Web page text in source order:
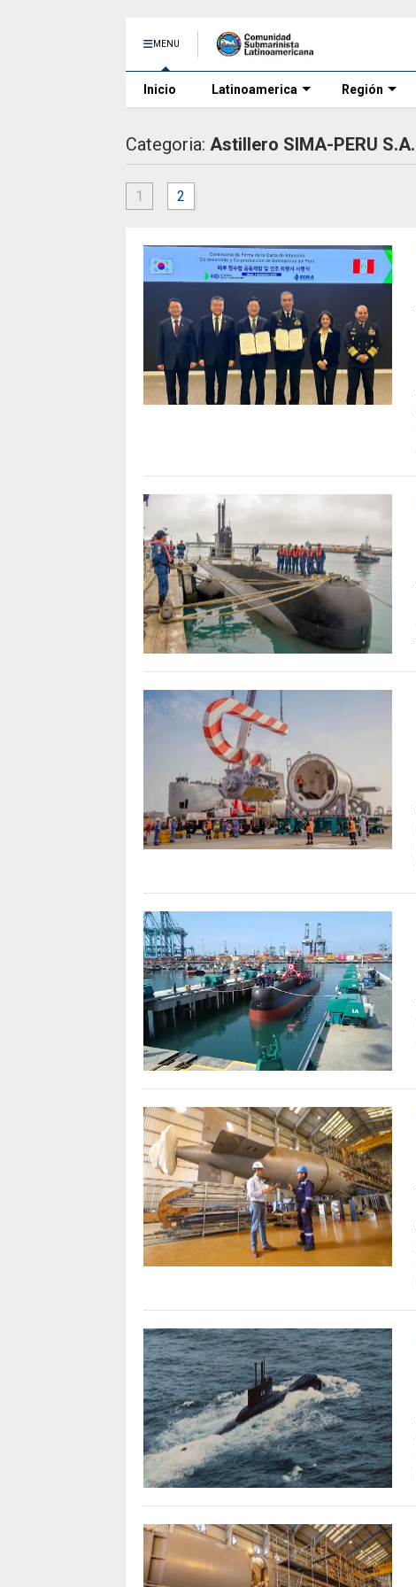
MENU
Inicio Latinoamerica Región
Categoria: Astillero SIMA-PERU S.A.
1 2